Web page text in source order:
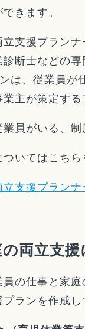
きます。
立支援プラン
断士などの
は、従業員
主が策定する
員がいる、
いてはこちら
立支援プラン
両立支
員の仕事と家
ランを作成